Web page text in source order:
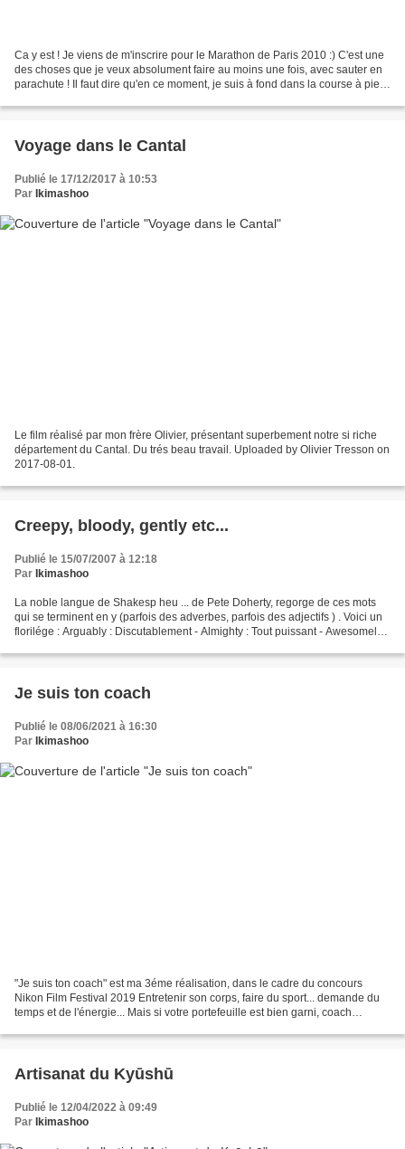
Ca y est ! Je viens de m'inscrire pour le Marathon de Paris 2010 :) C'est une
des choses que je veux absolument faire au moins une fois, avec sauter en
parachute ! Il faut dire qu'en ce moment, je suis à fond dans la course à pied
Voyage dans le Cantal
Publié le 17/12/2017 à 10:53
Par Ikimashoo
Le film réalisé par mon frère Olivier, présentant superbement notre si riche
département du Cantal. Du trés beau travail. Uploaded by Olivier Tresson on
2017-08-01.
Creepy, bloody, gently etc...
Publié le 15/07/2007 à 12:18
Par Ikimashoo
La noble langue de Shakesp heu ... de Pete Doherty, regorge de ces mots
qui se terminent en y (parfois des adverbes, parfois des adjectifs ) . Voici un
florilége : Arguably : Discutablement - Almighty : Tout puissant - Awesomely :
Je suis ton coach
Publié le 08/06/2021 à 16:30
Par Ikimashoo
"Je suis ton coach" est ma 3éme réalisation, dans le cadre du concours
Nikon Film Festival 2019 Entretenir son corps, faire du sport... demande du
temps et de l'énergie... Mais si votre portefeuille est bien garni, coach
Artisanat du Kyūshū
Publié le 12/04/2022 à 09:49
Par Ikimashoo